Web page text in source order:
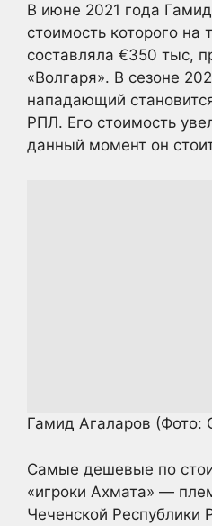
В июне 2021 года
стоимость которого на
составляла €350 тыс,
«Волгаря». В сезоне
нападающий
РПЛ. Его стоимость
данный момент он
Гамид Агаларов (Фото:
Самые дешевые по
«игроки Ахмата» —
Чеченской Республики